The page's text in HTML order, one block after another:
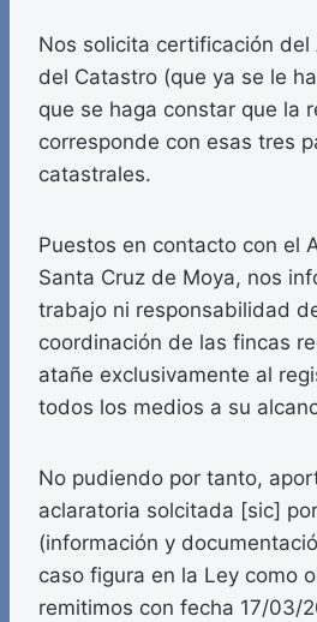
Nos solicita certificación del
del Catastro (que ya se le
que se haga constar que la
corresponde con esas tres
catastrales.
Puestos en contacto con el
Santa Cruz de Moya, nos
trabajo ni responsabilidad
coordinación de las fincas
atañe exclusivamente al
todos los medios a su
No pudiendo por tanto,
aclaratoria solcitada [sic]
(información y
caso figura en la Ley como
remitimos con fecha 17/03/